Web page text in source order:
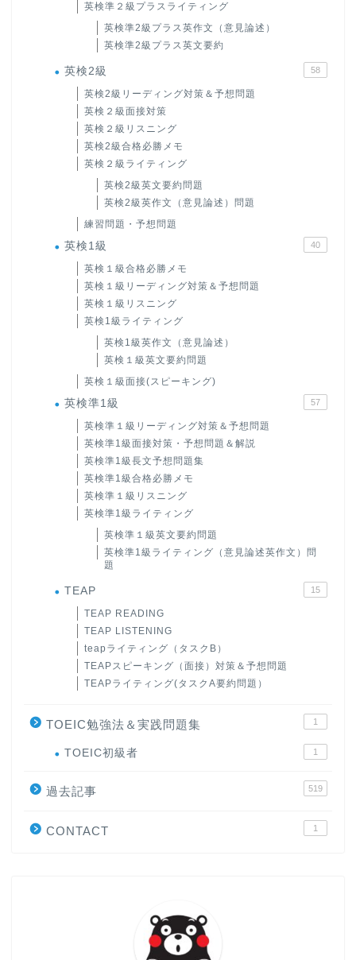
英検準２級プラスライティング
英検準2級プラス英作文（意見論述）
英検準2級プラス英文要約
英検2級 58
英検2級リーディング対策＆予想問題
英検２級面接対策
英検２級リスニング
英検2級合格必勝メモ
英検２級ライティング
英検2級英文要約問題
英検2級英作文（意見論述）問題
練習問題・予想問題
英検1級 40
英検１級合格必勝メモ
英検１級リーディング対策＆予想問題
英検１級リスニング
英検1級ライティング
英検1級英作文（意見論述）
英検１級英文要約問題
英検１級面接(スピーキング)
英検準1級 57
英検準１級リーディング対策＆予想問題
英検準1級面接対策・予想問題＆解説
英検準1級長文予想問題集
英検準1級合格必勝メモ
英検準１級リスニング
英検準1級ライティング
英検準１級英文要約問題
英検準1級ライティング（意見論述英作文）問
題
TEAP 15
TEAP READING
TEAP LISTENING
teapライティング（タスクB）
TEAPスピーキング（面接）対策＆予想問題
TEAPライティング(タスクA要約問題）
TOEIC勉強法＆実践問題集 1
TOEIC初級者 1
過去記事 519
CONTACT 1
大学入試英語対策講座